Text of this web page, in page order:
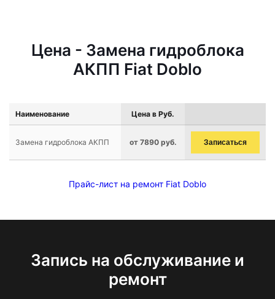
Цена - Замена гидроблока
АКПП Fiat Doblo
Наименование Цена в Руб.
Замена гидроблока АКПП от 7890 руб. Записаться
Прайс-лист на ремонт Fiat Doblo
Запись на обслуживание и
ремонт